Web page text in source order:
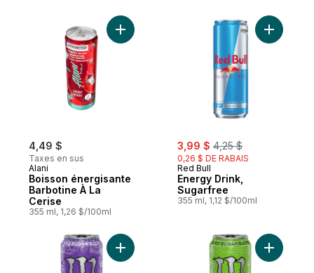
4,49 $
Taxes en sus
Alani
Boisson énergisante
Barbotine À La
Cerise
355 ml, 1,26 $/100ml
Ajouter Boisson énergisante Barbotine À
sale:
3,99 $ , formerly:
4,25 $
0,26 $ DE RABAIS
Red Bull
Energy Drink,
Sugarfree
355 ml, 1,12 $/100ml
Ajouter
Ajouter Ultra Violet au panier Ajouter